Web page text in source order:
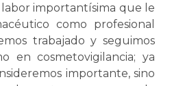
labor importantísima que le
como profesional
trabajado y seguimos
en cosmetovigilancia; ya
importante, sino